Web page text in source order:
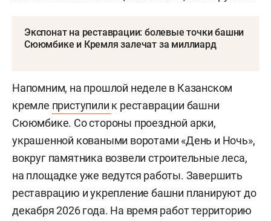
Экспонат на реставрации: болевые точки башни
Сююмбике и Кремля залечат за миллиард
Напомним, на прошлой неделе в Казанском
кремле приступили к реставрации башни
Сююмбике. Со стороны проездной арки,
украшенной коваными воротами «День и Ночь»,
вокруг памятника возвели строительные леса,
на площадке уже ведутся работы. Завершить
реставрацию и укрепление башни планируют до
декабря 2026 года. На время работ территорию